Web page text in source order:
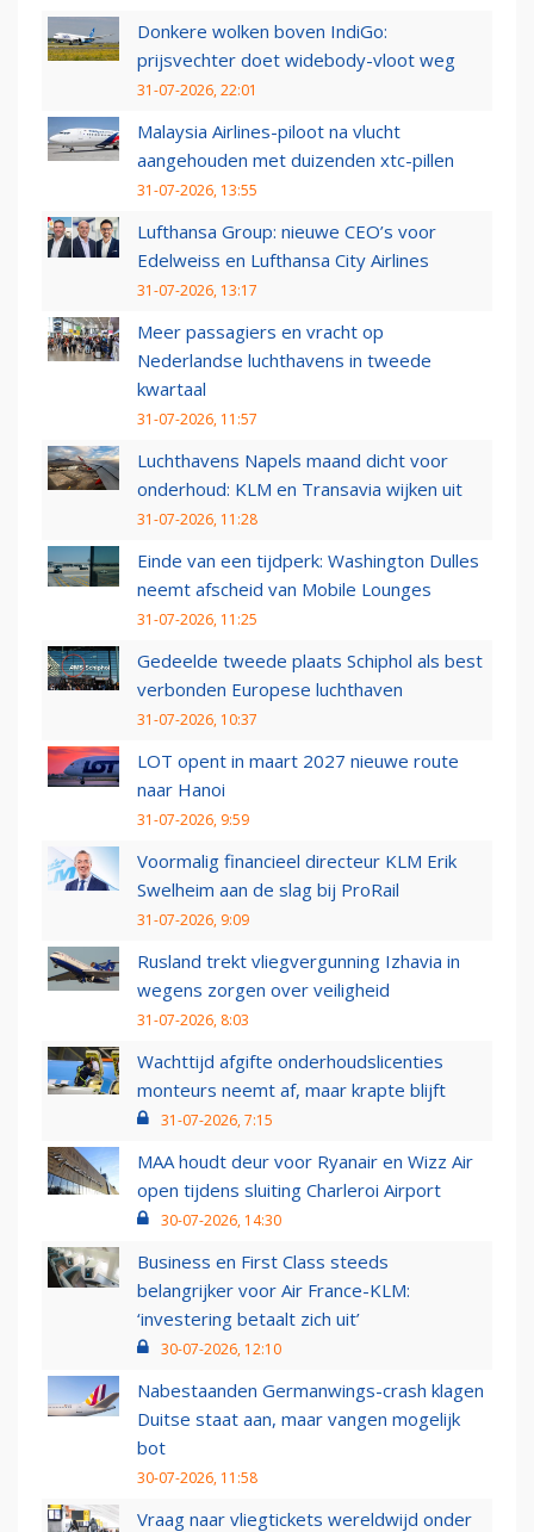
Donkere wolken boven IndiGo:
prijsvechter doet widebody-vloot weg
31-07-2026, 22:01
Malaysia Airlines-piloot na vlucht
aangehouden met duizenden xtc-pillen
31-07-2026, 13:55
Lufthansa Group: nieuwe CEO’s voor
Edelweiss en Lufthansa City Airlines
31-07-2026, 13:17
Meer passagiers en vracht op
Nederlandse luchthavens in tweede
kwartaal
31-07-2026, 11:57
Luchthavens Napels maand dicht voor
onderhoud: KLM en Transavia wijken uit
31-07-2026, 11:28
Einde van een tijdperk: Washington Dulles
neemt afscheid van Mobile Lounges
31-07-2026, 11:25
Gedeelde tweede plaats Schiphol als best
verbonden Europese luchthaven
31-07-2026, 10:37
LOT opent in maart 2027 nieuwe route
naar Hanoi
31-07-2026, 9:59
Voormalig financieel directeur KLM Erik
Swelheim aan de slag bij ProRail
31-07-2026, 9:09
Rusland trekt vliegvergunning Izhavia in
wegens zorgen over veiligheid
31-07-2026, 8:03
Wachttijd afgifte onderhoudslicenties
monteurs neemt af, maar krapte blijft
31-07-2026, 7:15
MAA houdt deur voor Ryanair en Wizz Air
open tijdens sluiting Charleroi Airport
30-07-2026, 14:30
Business en First Class steeds
belangrijker voor Air France-KLM:
‘investering betaalt zich uit’
30-07-2026, 12:10
Nabestaanden Germanwings-crash klagen
Duitse staat aan, maar vangen mogelijk
bot
30-07-2026, 11:58
Vraag naar vliegtickets wereldwijd onder